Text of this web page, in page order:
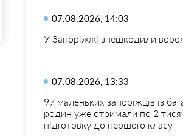
07.08.2026, 14:03
У Запоріжжі знешкодили
07.08.2026, 13:33
97 маленьких запоріжців із
родин уже отримали по 2
підготовку до першого класу